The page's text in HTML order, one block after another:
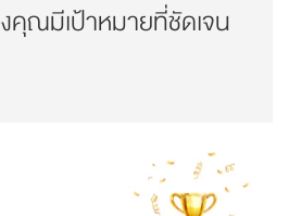
คุณมีเป้าหมายที่ชัดเจน